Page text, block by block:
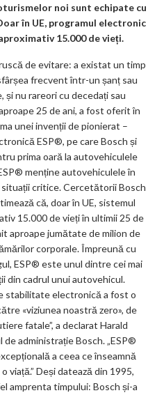
o
k
m
ar
ks
noi sunt echipate cu
în UE, programul electronic
15.000 de vieți.
de evitare: a existat un timp
frecvent într-un șanț sau
și nu rareori cu decedați sau
25 de ani, a fost oferit în
unei invenții de pionierat –
ESP®, pe care Bosch și
prima oară la autovehiculele
menține autovehiculele în
critice. Cercetătorii Bosch
că, doar în UE, sistemul
15.000 de vieți în ultimii 25 de
aproape jumătate de milion de
corporale. Împreună cu
ESP® este unul dintre cei mai
din cadrul unui autovehicul.
stabilitate electronică a fost o
«viziunea noastră zero», de
fatale”, a declarat Harald
administrație Bosch. „ESP®
a ceea ce înseamnă
viață.” Deși datează din 1995,
amprenta timpului: Bosch și-a